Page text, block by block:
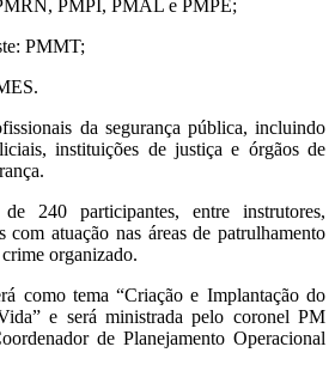
PMPI, PMAL e PMPE;
PMMT;
da segurança pública, incluindo
instituições de justiça e órgãos de
240 participantes, entre instrutores,
com atuação nas áreas de patrulhamento
organizado.
como tema “Criação e Implantação do
e será ministrada pelo coronel PM
de Planejamento Operacional